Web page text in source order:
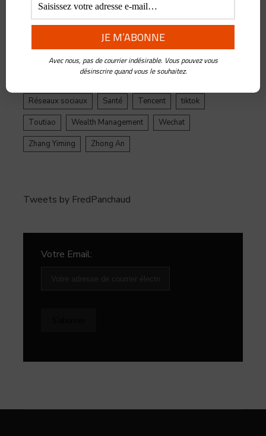
Intelligence Artificielle
Jinri Toutiao
Live Streaming LuFax
Management
Réseaux sociaux
Santé Tencent
tiktok
Toutiao
Wealth Management
Wechat
Zhang Yiming
Zhong An
Tweets by FredPanchaud
Votre Email:
Avec nous, pas de courrier indésirable. Vous pouvez vous
désinscrire quand vous le souhaitez.